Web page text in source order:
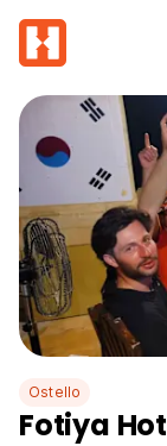
Ostello
Fotiya